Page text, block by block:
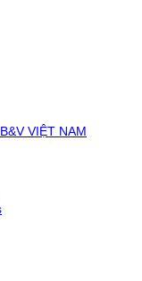
VIỆT NAM